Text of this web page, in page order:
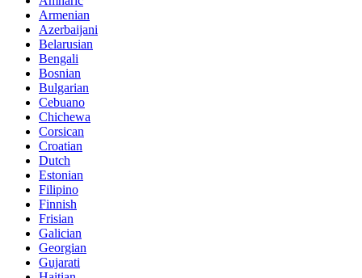
Armenian
Azerbaijani
Belarusian
Bengali
Bosnian
Bulgarian
Cebuano
Chichewa
Corsican
Croatian
Dutch
Estonian
Filipino
Finnish
Frisian
Galician
Georgian
Gujarati